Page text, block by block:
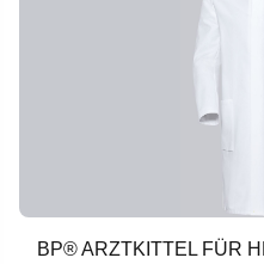
BP® ARZTKITTEL FÜR